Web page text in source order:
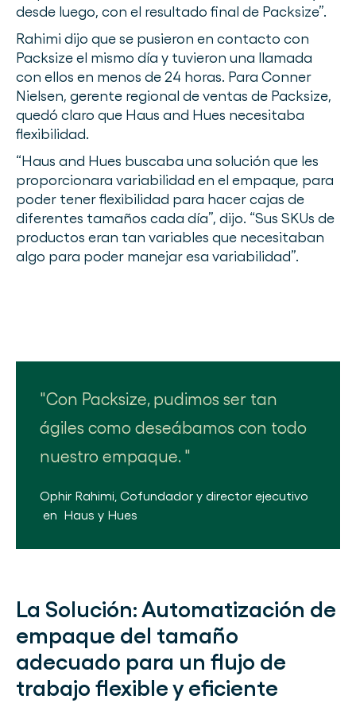
desde luego, con el resultado final de Packsize”.
Rahimi dijo que se pusieron en contacto con
Packsize el mismo día y tuvieron una llamada
con ellos en menos de 24 horas. Para Conner
Nielsen, gerente regional de ventas de Packsize,
quedó claro que Haus and Hues necesitaba
flexibilidad.
“Haus and Hues buscaba una solución que les
proporcionara variabilidad en el empaque, para
poder tener flexibilidad para hacer cajas de
diferentes tamaños cada día”, dijo. “Sus SKUs de
productos eran tan variables que necesitaban
algo para poder manejar esa variabilidad”.
Con Packsize, pudimos ser tan
ágiles como deseábamos con todo
nuestro empaque.
Ophir Rahimi, Cofundador y director ejecutivo
en Haus y Hues
La Solución:Automatización de
empaque del tamaño
adecuado para un flujo de
trabajo flexible y eficiente